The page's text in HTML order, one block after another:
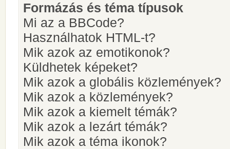
Formázás és téma típusok
Mi az a BBCode?
Használhatok HTML-t?
Mik azok az emotikonok?
Küldhetek képeket?
Mik azok a globális közlemények?
Mik azok a közlemények?
Mik azok a kiemelt témák?
Mik azok a lezárt témák?
Mik azok a téma ikonok?